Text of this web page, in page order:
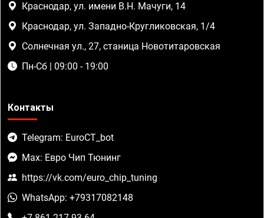
Краснодар, ул. имени В.Н. Мачуги, 14
Краснодар, ул. Западно-Кругликовская, 1/4
Солнечная ул., 27, станица Новотитаровская
Пн-Сб | 09:00 - 19:00
Контакты
Telegram: EuroCT_bot
Max: Евро Чип Тюнинг
https://vk.com/euro_chip_tuning
WhatsApp: +79317082148